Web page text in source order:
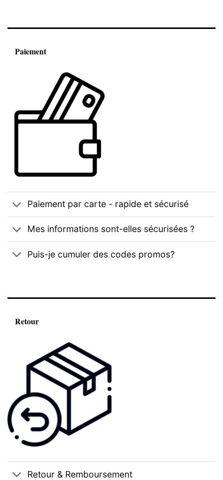
Paiement
Paiement par carte - rapide et sécurisé
Mes informations sont-elles sécurisées ?
Puis-je cumuler des codes promos?
Retour
Retour & Remboursement